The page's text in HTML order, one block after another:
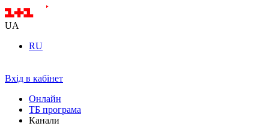
UA
RU
Вхід в кабінет
Онлайн
ТБ програма
Канали